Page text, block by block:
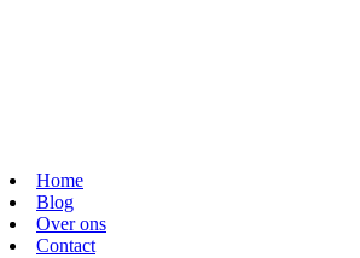
Home
Blog
Over ons
Contact